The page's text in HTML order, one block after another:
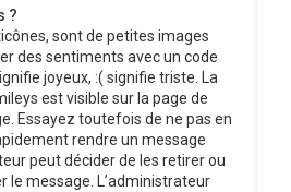
?
sont de petites images
des sentiments avec un code
joyeux, :( signifie triste. La
est visible sur la page de
Essayez toutefois de ne pas en
rendre un message
peut décider de les retirer ou
le message. L’administrateur